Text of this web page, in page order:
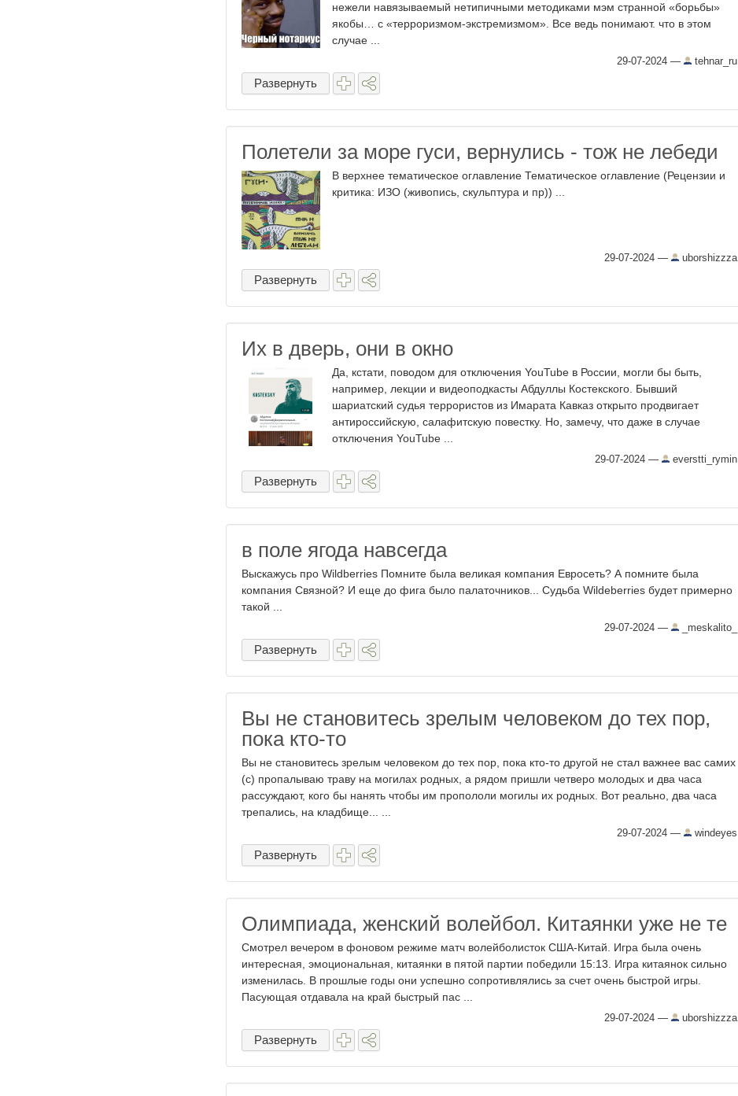
нежели навязываемый нетипичными методиками мэм странной «борьбы»
якобы… с «терроризмом-экстремизмом». Все ведь понимают. что в этом
случае ...
29-07-2024 — tehnar_ru
Развернуть
Полетели за море гуси, вернулись - тож не лебеди
В верхнее тематическое оглавление Тематическое оглавление (Рецензии и
критика: ИЗО (живопись, скульптура и пр)) ...
29-07-2024 — uborshizzza
Развернуть
Их в дверь, они в окно
Да, кстати, поводом для отключения YouTube в России, могли бы быть,
например, лекции и видеоподкасты Абдуллы Костекского. Бывший
шариатский судья террористов из Имарата Кавказ открыто продвигает
антироссийскую, салафитскую повестку. Но, замечу, что даже в случае
отключения YouTube ...
29-07-2024 — everstti_rymin
Развернуть
в поле ягода навсегда
Выскажусь про Wildberries Помните была великая компания Евросеть? А помните была
компания Связной? И еще до фига было палаточников... Судьба Wildeberries будет примерно
такой ...
29-07-2024 — _meskalito_
Развернуть
Вы не становитесь зрелым человеком до тех пор,
пока кто-то
Вы не становитесь зрелым человеком до тех пор, пока кто-то другой не стал важнее вас самих
(c) пропалываю траву на могилах родных, а рядом пришли четверо молодых и два часа
рассуждают, кого бы нанять чтобы им пропололи могилы их родных. Вот реально, два часа
трепались, на кладбище... ...
29-07-2024 — windeyes
Развернуть
Олимпиада, женский волейбол. Китаянки уже не те
Смотрел вечером в фоновом режиме матч волейболисток США-Китай. Игра была очень
интересная, эмоциональная, китаянки в пятой партии победили 15:13. Игра китаянок сильно
изменилась. В прошлые годы они успешно сопротивлялись за счет очень быстрой игры.
Пасующая отдавала на край быстрый пас ...
29-07-2024 — uborshizzza
Развернуть